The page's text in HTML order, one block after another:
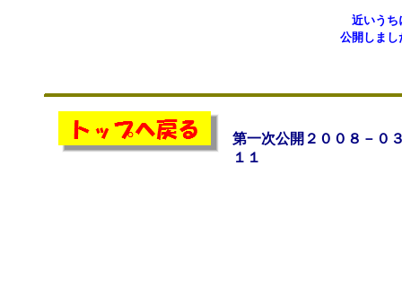
近いうち
公開しまし
第一次公開２００８－０
１１